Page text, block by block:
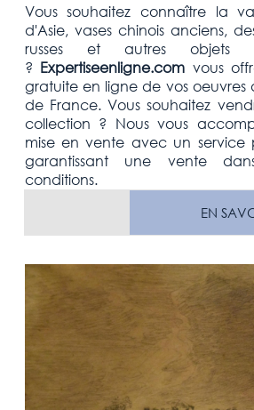
Vous souhaitez connaître la
d'Asie, vases chinois anciens,
russes et autres
? Expertiseenligne.com vous
gratuiteen ligne de vos oeuvres
de France.Vous souhaitez
collection ? Nous vous
mise en vente avec un service
garantissant une vente
conditions.
EN